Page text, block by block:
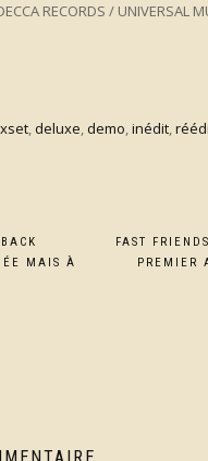
RECORDS / UNIVERSAL
,deluxe,demo,inédit,
MAIS À
FAST
PREMIER